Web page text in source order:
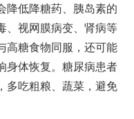
降低降糖药、胰岛素的
、视网膜病变、肾病等
高糖食物同服，还可能
身体恢复。糖尿病患者
多吃粗粮、蔬菜，避免